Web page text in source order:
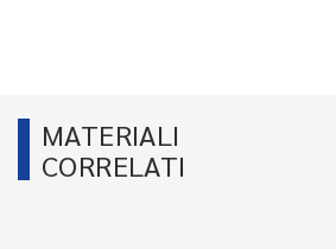
MATERIALI
CORRELATI